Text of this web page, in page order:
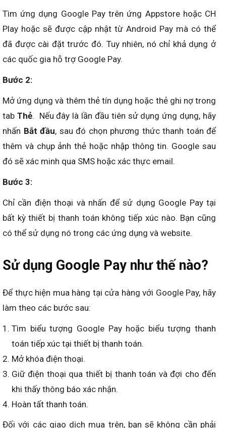
Tìm ứng dụng Google Pay trên ứng Appstore hoặc CH
Play hoặc sẽ được cập nhật từ Android Pay mà có thể
đã được cài đặt trước đó. Tuy nhiên, nó chỉ khả dụng ở
các quốc gia hỗ trợ Google Pay.
Bước 2:
Mở ứng dụng và thêm thẻ tín dụng hoặc thẻ ghi nợ trong
tab Thẻ. Nếu đây là lần đầu tiên sử dụng ứng dụng, hãy
nhấn Bắt đầu, sau đó chọn phương thức thanh toán để
thêm và chụp ảnh thẻ hoặc nhập thông tin. Google sau
đó sẽ xác minh qua SMS hoặc xác thực email.
Bước 3:
Chỉ cần điện thoại và nhấn để sử dụng Google Pay tại
bất kỳ thiết bị thanh toán không tiếp xúc nào. Bạn cũng
có thể sử dụng nó trong các ứng dụng và website.
Sử dụng Google Pay như thế nào?
Để thực hiện mua hàng tại cửa hàng với Google Pay, hãy
làm theo các bước sau:
Tìm biểu tượng Google Pay hoặc biểu tượng thanh
toán tiếp xúc tại thiết bị thanh toán.
Mở khóa điện thoại.
Giữ điện thoại qua thiết bị thanh toán và đợi cho đến
khi thấy thông báo xác nhận.
Hoàn tất thanh toán.
Đối với các giao dịch mua trên, bạn sẽ không cần phải